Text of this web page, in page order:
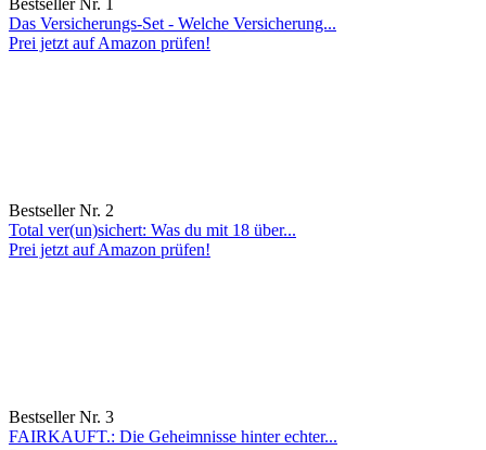
Bestseller Nr. 1
Das Versicherungs-Set - Welche Versicherung...
Prei jetzt auf Amazon prüfen!
Bestseller Nr. 2
Total ver(un)sichert: Was du mit 18 über...
Prei jetzt auf Amazon prüfen!
Bestseller Nr. 3
FAIRKAUFT.: Die Geheimnisse hinter echter...